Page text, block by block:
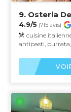
9. Osteria
4.9/5 (715 avis)
cuisine
antipasti,